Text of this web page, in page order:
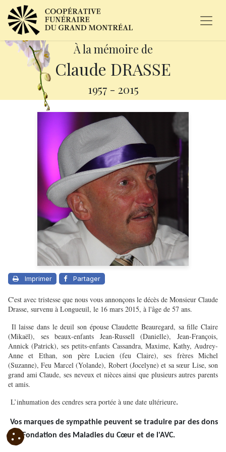
À la mémoire de
Claude DRASSE
1957 - 2015
Imprimer Partager
C'est avec tristesse que nous vous annonçons le décès de Monsieur Claude
Drasse, survenu à Longueuil, le 16 mars 2015, à l'âge de 57 ans.
Il laisse dans le deuil son épouse Claudette Beauregard, sa fille Claire
(Mikaël), ses beaux-enfants Jean-Russell (Danielle), Jean-François,
Annick (Patrick), ses petits-enfants Cassandra, Maxime, Kathy, Audrey-
Anne et Ethan, son père Lucien (feu Claire), ses frères Michel
(Suzanne), Feu Marcel (Yolande), Robert (Jocelyne) et sa sœur Lise, son
grand ami Claude, ses neveux et nièces ainsi que plusieurs autres parents
et amis.
L’inhumation des cendres sera portée à une date ultérieure.
Vos marques de sympathie peuvent se traduire par des dons
à la Fondation des Maladies du Cœur et de l'AVC.